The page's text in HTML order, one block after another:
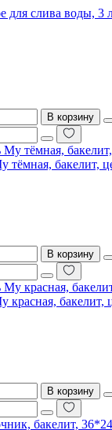
для слива воды, 3
В корзину
тёмная, бакелит,
В корзину
красная, бакелит,
В корзину